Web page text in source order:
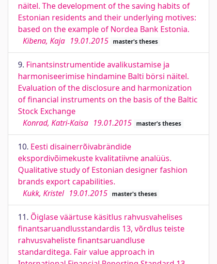
näitel. The development of the saving habits of
Estonian residents and their underlying motives:
based on the example of Nordea Bank Estonia.
Kibena, Kaja 19.01.2015 master's theses
9. Finantsinstrumentide avalikustamise ja
harmoniseerimise hindamine Balti börsi näitel.
Evaluation of the disclosure and harmonization
of financial instruments on the basis of the Baltic
Stock Exchange
Konrad, Katri-Kaisa 19.01.2015 master's theses
10. Eesti disainerrõivabrändide
ekspordivõimekuste kvalitatiivne analüüs.
Qualitative study of Estonian designer fashion
brands export capabilities.
Kukk, Kristel 19.01.2015 master's theses
11. Õiglase väärtuse käsitlus rahvusvahelises
finantsaruandlusstandardis 13, võrdlus teiste
rahvusvaheliste finantsaruandluse
standarditega. Fair value approach in